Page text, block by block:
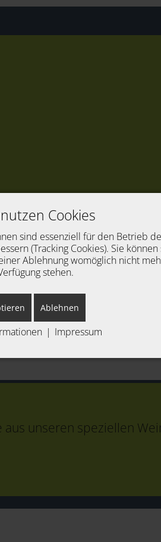
unseren speziellen
Cookies
sind essenziell für den Betrieb
(Tracking Cookies). Sie
Ablehnung womöglich nicht
stehen.
Ablehnen
| Impressum